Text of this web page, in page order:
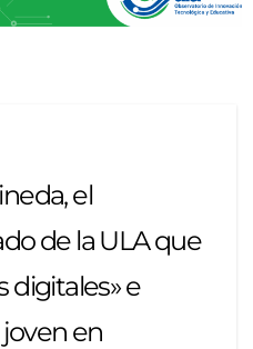
el
de la ULA que
digitales» e
en